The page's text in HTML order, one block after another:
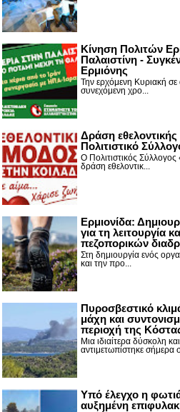
Κίνηση Πολιτών
Παλαιστίνη -
Ερμιόνης
Την ερχόμενη Κυριακή σε
συνεχόμενη χρο...
Δράση
Πολιτιστικό
Ο Πολιτιστικός
δράση εθελοντικ...
Ερμιονίδα:
για τη λειτουργία
πεζοπορικών
Στη δημιουργία ενός
και την προ...
Πυροσβεστικό
μάχη και
περιοχή της
Μια ιδιαίτερα δύσκολη
αντιμετωπίστηκε σήμερα
Υπό έλεγχο η
αυξημένη